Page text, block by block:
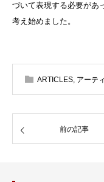
づいて表現する必要があ
考え始めました。
ARTICLES アーテ
前の記事